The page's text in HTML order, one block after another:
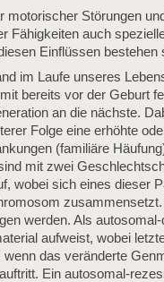
motorischer Störungen
Fähigkeiten auch
Einflüssen bestehen
im Laufe unseres
bereits vor der Geburt
an die nächste.
Folge eine erhöhte
(familiäre
mit zwei
wobei sich eines dieser
werden. Als
aufweist, wobei
das veränderte
Ein autosomal-